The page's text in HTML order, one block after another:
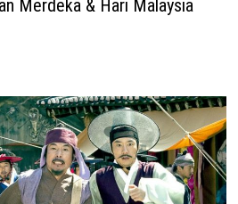
Merdeka & Hari Malaysia